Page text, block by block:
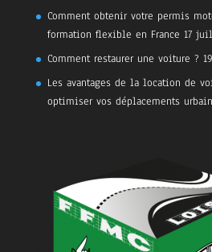
Comment obtenir votre permis
formation flexible en France 17
Comment restaurer une voiture ?
Les avantages de la location de
optimiser vos déplacements